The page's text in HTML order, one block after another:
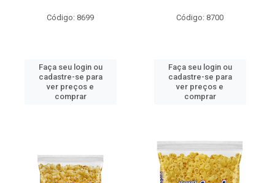
Código: 8699
Faça seu login ou
cadastre-se para
ver preços e
comprar
Código: 8700
Faça seu login ou
cadastre-se para
ver preços e
comprar